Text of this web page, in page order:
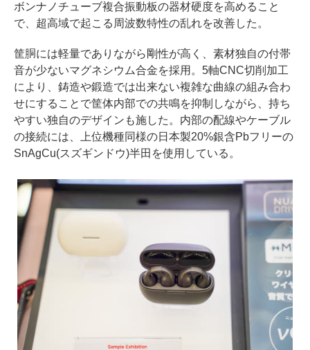
ボンナノチューブ複合振動板の器材硬度を高めること
で、超高域で起こる周波数特性の乱れを改善した。
筐胴には軽量でありながら剛性が高く、素材独自の付帯
音が少ないマグネシウム合金を採用。5軸CNC切削加工
により、鋳造や鍛造では出来ない複雑な曲線の組み合わ
せにすることで筐体内部での共鳴を抑制しながら、持ち
やすい独自のデザインも施した。内部の配線やケーブル
の接続には、上位機種同様の日本製20%銀含Pbフリーの
SnAgCu(スズギンドウ)半田を使用している。